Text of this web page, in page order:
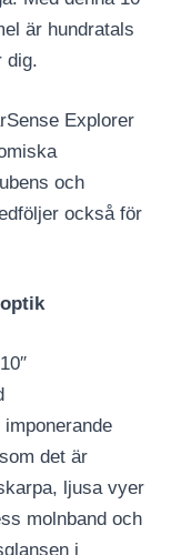
är hundratals
dig.
Explorer
och
också för
det är
ljusa vyer
molnband och
i